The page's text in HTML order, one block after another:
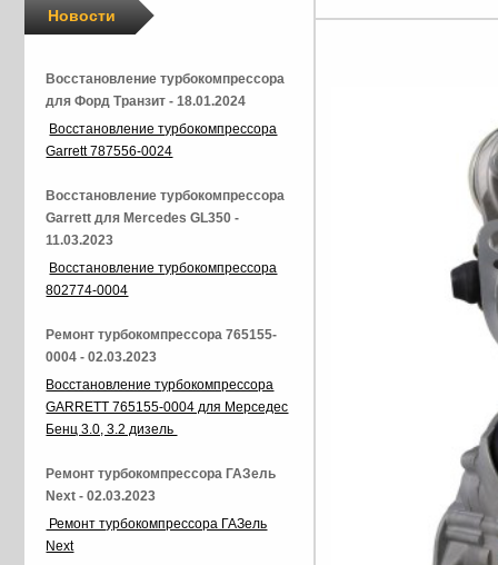
Новости
Восстановление турбокомпрессора
для Форд Транзит - 18.01.2024
Восстановление турбокомпрессора
Garrett 787556-0024
Восстановление турбокомпрессора
Garrett для Mercedes GL350 -
11.03.2023
Восстановление турбокомпрессора
802774-0004
Ремонт турбокомпрессора 765155-
0004 - 02.03.2023
Восстановление турбокомпрессора
GARRETT 765155-0004 для Мерседес
Бенц 3.0, 3.2 дизель
Ремонт турбокомпрессора ГАЗель
Next - 02.03.2023
Ремонт турбокомпрессора ГАЗель
Next